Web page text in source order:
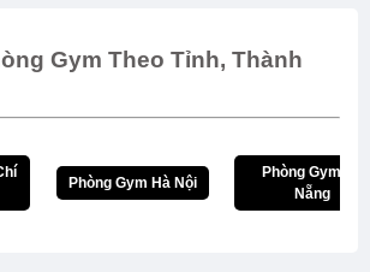
Gym Theo Tỉnh, Thành
Phòng Gym Hà Nội
Phòng Gym Đà
Nẵng